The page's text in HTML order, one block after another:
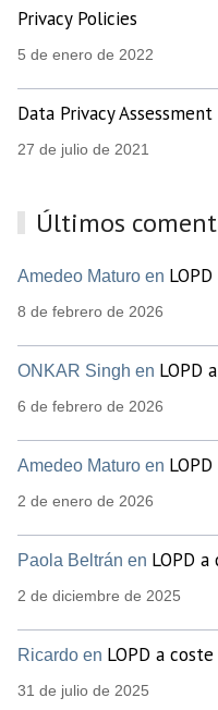
Privacy Policies
5 de enero de 2022
Data Privacy Assessment
27 de julio de 2021
Últimos
Amedeo Maturo en
8 de febrero de 2026
ONKAR Singh en LOPD
6 de febrero de 2026
Amedeo Maturo en
2 de enero de 2026
Paola Beltrán en LOPD
2 de diciembre de 2025
Ricardo en LOPD a
31 de julio de 2025